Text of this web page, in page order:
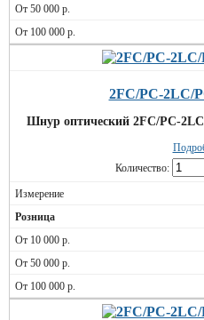
2FC/PC-2LC/
Шнур оптический 2FC/PC-
Количество: